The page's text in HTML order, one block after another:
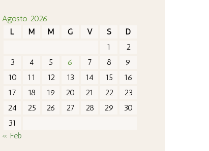
Agosto 2026
L
M M G V S
D
1
2
3
4 5 6 7 8
9
10
11 12 13 14 15
16
17
18 19 20 21 22
23
24
25 26 27 28 29
30
31
« Feb